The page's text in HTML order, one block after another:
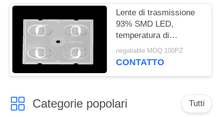
Lente di trasmissione
93% SMD LED,
temperatura di
funzionamento di ottica
dei riflettori del LED
negotiable MOQ:100PZ
CONTATTO
Categorie popolari Tutti